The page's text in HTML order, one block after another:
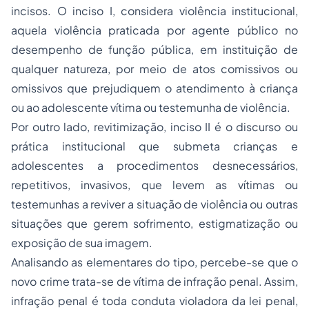
incisos. O inciso I, considera violência institucional,
aquela violência praticada por agente público no
desempenho de função pública, em instituição de
qualquer natureza, por meio de atos comissivos ou
omissivos que prejudiquem o atendimento à criança
ou ao adolescente vítima ou testemunha de violência.
Por outro lado, revitimização, inciso II é o discurso ou
prática institucional que submeta crianças e
adolescentes a procedimentos desnecessários,
repetitivos, invasivos, que levem as vítimas ou
testemunhas a reviver a situação de violência ou outras
situações que gerem sofrimento, estigmatização ou
exposição de sua imagem.
Analisando as elementares do tipo, percebe-se que o
novo crime trata-se de vítima de infração penal. Assim,
infração penal é toda conduta violadora da lei penal,